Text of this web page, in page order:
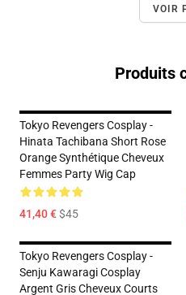
VOIR
Produits
Tokyo Revengers Cosplay -
Hinata Tachibana Short Rose
Orange Synthétique Cheveux
Femmes Party Wig Cap
41,40 €$45
Tokyo Revengers Cosplay -
Senju Kawaragi Cosplay
Argent Gris Cheveux Courts